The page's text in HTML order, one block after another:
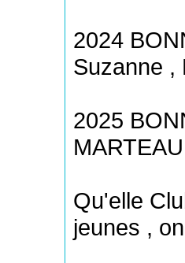
2024
Suzanne ,
2025
Qu'elle
jeunes ,